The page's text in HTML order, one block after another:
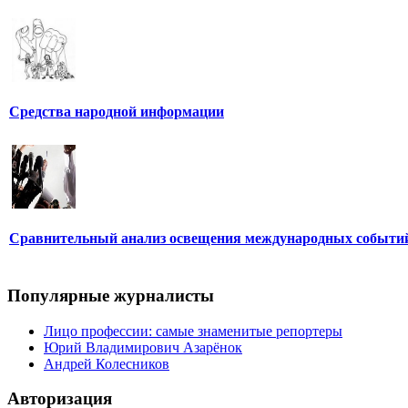
Средства народной информации
Сравнительный анализ освещения международных
Популярные журналисты
Лицо профессии: самые знаменитые репортеры
Юрий Владимирович Азарёнок
Андрей Колесников
Авторизация